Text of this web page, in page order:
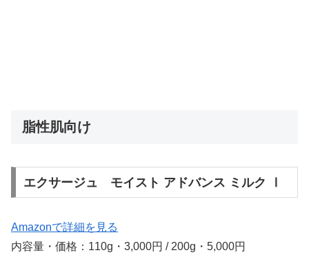
脂性肌向け
エクサージュ モイスト アドバンス ミルク Ⅰ
Amazonで詳細を見る
内容量・価格：110g・3,000円 / 200g・5,000円